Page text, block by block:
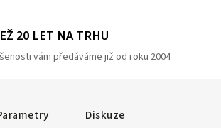
20 LET NA TRHU
vám předáváme již od roku 2004
Diskuze